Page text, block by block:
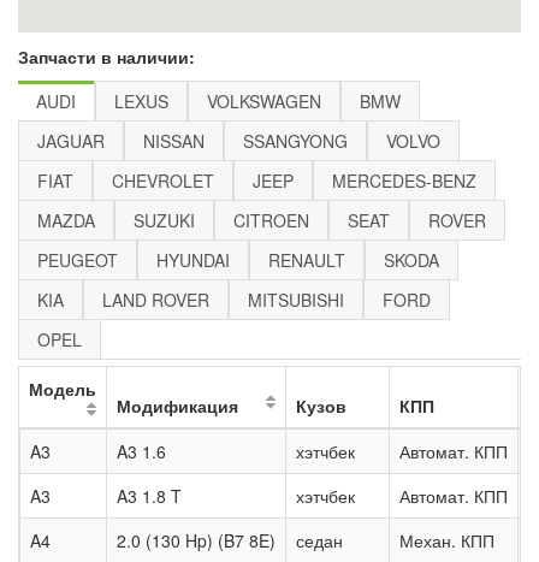
Запчасти в наличии:
AUDI
LEXUS VOLKSWAGEN
BMW
JAGUAR
NISSAN SSANGYONG
VOLVO
FIAT
CHEVROLET JEEP
MERCEDES-BENZ
MAZDA
SUZUKI CITROEN SEAT
ROVER
PEUGEOT
HYUNDAI RENAULT
SKODA
KIA
LAND ROVER MITSUBISHI
FORD
OPEL
Модель
Модификация Кузов КПП
A3
A3 1.6 хэтчбек Автомат. КПП
A3
A3 1.8 T хэтчбек Автомат. КПП
A4
2.0 (130 Hp) (B7 8E) седан Механ. КПП